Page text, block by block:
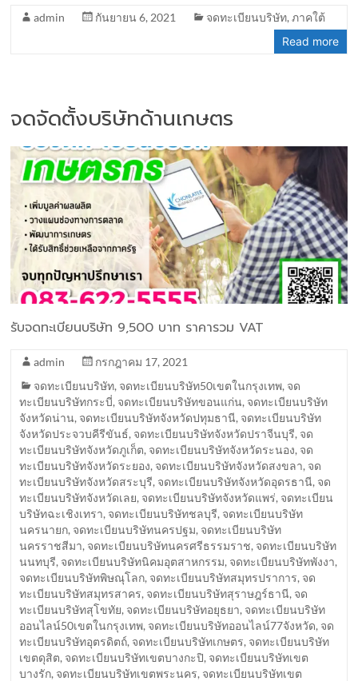
admin กันยายน 6, 2021 จดทะเบียนบริษัท,ภาคใต้
Read more
จดจัดตั้งบริษัทด้านเกษตร
รับจดทะเบียนบริษัท 9,500 บาท ราคารวม VAT
admin
กรกฎาคม 17, 2021
จดทะเบียนบริษัท, จดทะเบียนบริษัท50เขตในกรุงเทพ, จด
ทะเบียนบริษัทกระบี่, จดทะเบียนบริษัทขอนแก่น, จดทะเบียนบริษัท
จังหวัดน่าน, จดทะเบียนบริษัทจังหวัดปทุมธานี, จดทะเบียนบริษัท
จังหวัดประจวบคีรีขันธ์, จดทะเบียนบริษัทจังหวัดปราจีนบุรี, จด
ทะเบียนบริษัทจังหวัดภูเก็ต, จดทะเบียนบริษัทจังหวัดระนอง, จด
ทะเบียนบริษัทจังหวัดระยอง, จดทะเบียนบริษัทจังหวัดสงขลา, จด
ทะเบียนบริษัทจังหวัดสระบุรี, จดทะเบียนบริษัทจังหวัดอุดรธานี, จด
ทะเบียนบริษัทจังหวัดเลย, จดทะเบียนบริษัทจังหวัดแพร่, จดทะเบียน
บริษัทฉะเชิงเทรา, จดทะเบียนบริษัทชลบุรี, จดทะเบียนบริษัท
นครนายก, จดทะเบียนบริษัทนครปฐม, จดทะเบียนบริษัท
นครราชสีมา, จดทะเบียนบริษัทนครศรีธรรมราช, จดทะเบียนบริษัท
นนทบุรี, จดทะเบียนบริษัทนิคมอุตสาหกรรม, จดทะเบียนบริษัทพังงา,
จดทะเบียนบริษัทพิษณุโลก, จดทะเบียนบริษัทสมุทรปราการ, จด
ทะเบียนบริษัทสมุทรสาคร, จดทะเบียนบริษัทสุราษฎร์ธานี, จด
ทะเบียนบริษัทสุโขทัย, จดทะเบียนบริษัทอยุธยา, จดทะเบียนบริษัท
ออนไลน์50เขตในกรุงเทพ, จดทะเบียนบริษัทออนไลน์77จังหวัด, จด
ทะเบียนบริษัทอุตรดิตถ์, จดทะเบียนบริษัทเกษตร, จดทะเบียนบริษัท
เขตดุสิต, จดทะเบียนบริษัทเขตบางกะปิ, จดทะเบียนบริษัทเขต
บางรัก, จดทะเบียนบริษัทเขตพระนคร, จดทะเบียนบริษัทเขต